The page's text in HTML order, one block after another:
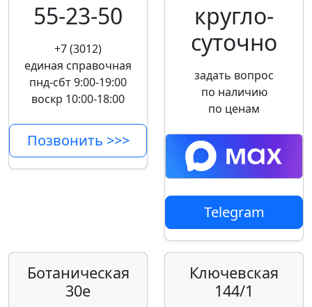
55-23-50
+7 (3012)
единая справочная
пнд-сбт 9:00-19:00
воскр 10:00-18:00
Позвонить >>>
кругло­
суточно
задать вопрос
по наличию
по ценам
Telegram
Ботаническая
30е
Ключевская
144/1